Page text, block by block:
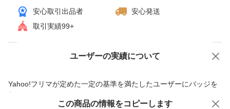
安心取引出品者
安心発送
取引実績99+
ユーザーの実績について
Yahoo!フリマが定めた一定の基準を満たしたユーザーにバッジを
付与しています
価格の相談 商品への質問
この商品の情報をコピーします
この商品をみている人にオススメ